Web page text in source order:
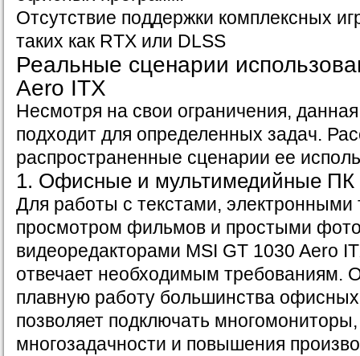
Отсутствие поддержки комплексных
таких как RTX или DLSS
Реальные сценарии
Aero ITX
Несмотря на свои ограничения,
подходит для определенных задач.
распространенные сценарии ее
1. Офисные и мультимедийные ПК
Для работы с текстами, электронными
просмотром фильмов и простыми
видеоредакторами MSI GT 1030 Aero
отвечает необходимым требованиям.
плавную работу большинства
позволяет подключать
многозадачности и повышения